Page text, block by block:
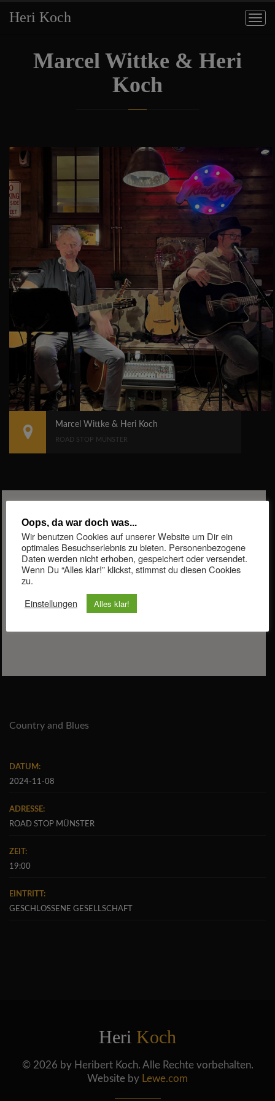
Heri Koch
Marcel Wittke & Heri
Koch
Marcel Wittke & Heri Koch
ROAD STOP MÜNSTER
Country and Blues
DATUM:
2024-11-08
ADRESSE:
ROAD STOP MÜNSTER
ZEIT:
19:00
EINTRITT:
GESCHLOSSENE GESELLSCHAFT
Heri Koch
© 2026 by Heribert Koch. Alle Rechte vorbehalten.
Website by Lewe.com
Oops, da war doch was...
Wir benutzen Cookies auf unserer Website um Dir ein
optimales Besuchserlebnis zu bieten. Personenbezogene
Daten werden nicht erhoben, gespeichert oder versendet.
Wenn Du “Alles klar!” klickst, stimmst du diesen Cookies
zu.
Einstellungen
Alles klar!